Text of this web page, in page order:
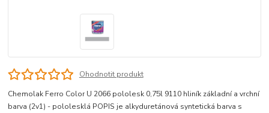
Ohodnotit produkt
Chemolak Ferro Color U 2066 pololesk 0,75l 9110 hliník základní a vrchní
barva (2v1) - pololesklá POPIS je alkyduretánová syntetická barva s